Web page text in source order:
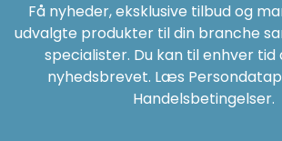
Få nyheder, eksklusive tilbud og
udvalgte produkter til din branche
specialister. Du kan til enhver tid
nyhedsbrevet. Læs
Handelsbetingelser.